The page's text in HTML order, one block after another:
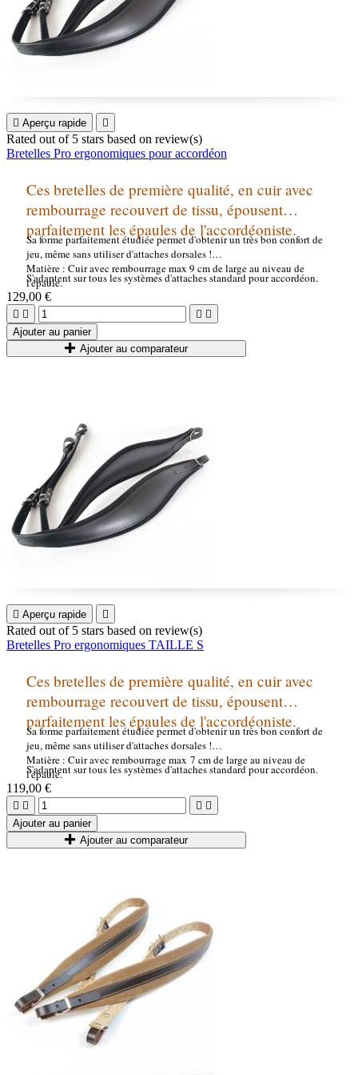
 Aperçu rapide 
Rated out of 5 stars based on review(s)
Bretelles Pro ergonomiques pour accordéon
Ces bretelles de première qualité, en cuir avec
rembourrage recouvert de tissu, épousent
parfaitement les épaules de l'accordéoniste.
Sa forme parfaitement étudiée permet d'obtenir un très bon confort de
jeu, même sans utiliser d'attaches dorsales !
Matière : Cuir avec rembourrage max 9 cm de large au niveau de
l'épaule.
S'adaptent sur tous les systèmes d'attaches standard pour accordéon.
129,00 €
   
Ajouter au panier
Ajouter au comparateur
 Aperçu rapide 
Rated out of 5 stars based on review(s)
Bretelles Pro ergonomiques TAILLE S
Ces bretelles de première qualité, en cuir avec
rembourrage recouvert de tissu, épousent
parfaitement les épaules de l'accordéoniste.
Sa forme parfaitement étudiée permet d'obtenir un très bon confort de
jeu, même sans utiliser d'attaches dorsales !
Matière : Cuir avec rembourrage max 7 cm de large au niveau de
l'épaule.
S'adaptent sur tous les systèmes d'attaches standard pour accordéon.
119,00 €
   
Ajouter au panier
Ajouter au comparateur